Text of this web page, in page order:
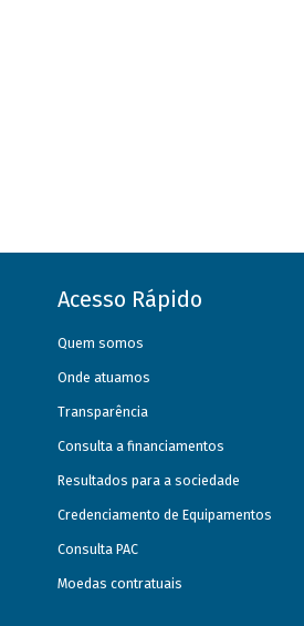
Acesso Rápido
Quem somos
Onde atuamos
Transparência
Consulta a financiamentos
Resultados para a sociedade
Credenciamento de Equipamentos
Consulta PAC
Moedas contratuais